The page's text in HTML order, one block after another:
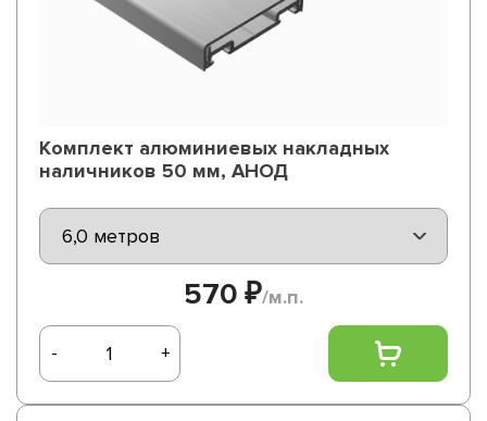
Комплект алюминиевых накладных
наличников 50 мм, АНОД
570 ₽/м.п.
- +